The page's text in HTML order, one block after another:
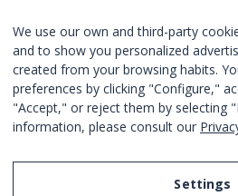
ПРИСОЕДЕНИТЬСЯ
Я согласен справилами и
We use our own and third-party
and to show you personalized
created from your browsing habits.
preferences by clicking "Configure,"
"Accept," or reject them by selecting
information, please consult our
Settings